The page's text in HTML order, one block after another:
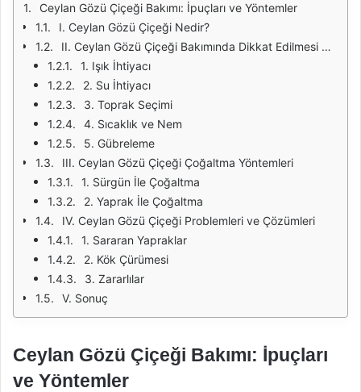
Ceylan Gözü Çiçeği Bakımı: İpuçları ve Yöntemler
I. Ceylan Gözü Çiçeği Nedir?
II. Ceylan Gözü Çiçeği Bakımında Dikkat Edilmesi Gerekenler
1. Işık İhtiyacı
2. Su İhtiyacı
3. Toprak Seçimi
4. Sıcaklık ve Nem
5. Gübreleme
III. Ceylan Gözü Çiçeği Çoğaltma Yöntemleri
1. Sürgün İle Çoğaltma
2. Yaprak İle Çoğaltma
IV. Ceylan Gözü Çiçeği Problemleri ve Çözümleri
1. Sararan Yapraklar
2. Kök Çürümesi
3. Zararlılar
V. Sonuç
Ceylan Gözü Çiçeği Bakımı: İpuçları
ve Yöntemler